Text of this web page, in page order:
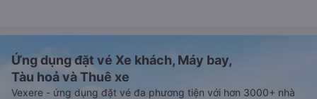
Ứng dụng đặt vé Xe khách, Máy bay,
Tàu hoả và Thuê xe
Vexere - ứng dụng đặt vé đa phương tiện với hơn 3000+ nhà